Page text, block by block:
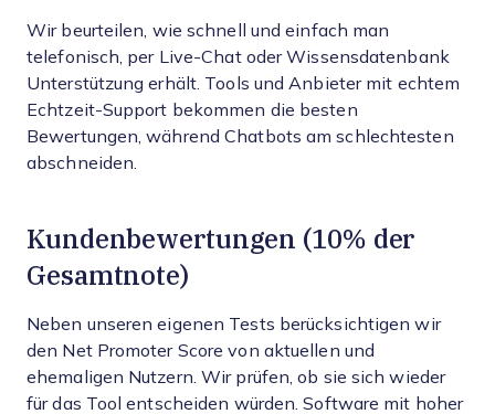
Wir beurteilen, wie schnell und einfach man
telefonisch, per Live-Chat oder Wissensdatenbank
Unterstützung erhält. Tools und Anbieter mit echtem
Echtzeit-Support bekommen die besten
Bewertungen, während Chatbots am schlechtesten
abschneiden.
Kundenbewertungen (10% der
Gesamtnote)
Neben unseren eigenen Tests berücksichtigen wir
den Net Promoter Score von aktuellen und
ehemaligen Nutzern. Wir prüfen, ob sie sich wieder
für das Tool entscheiden würden. Software mit hoher